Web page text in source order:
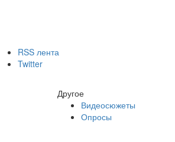
RSS лента
Twitter
Другое
Видеосюжеты
Опросы